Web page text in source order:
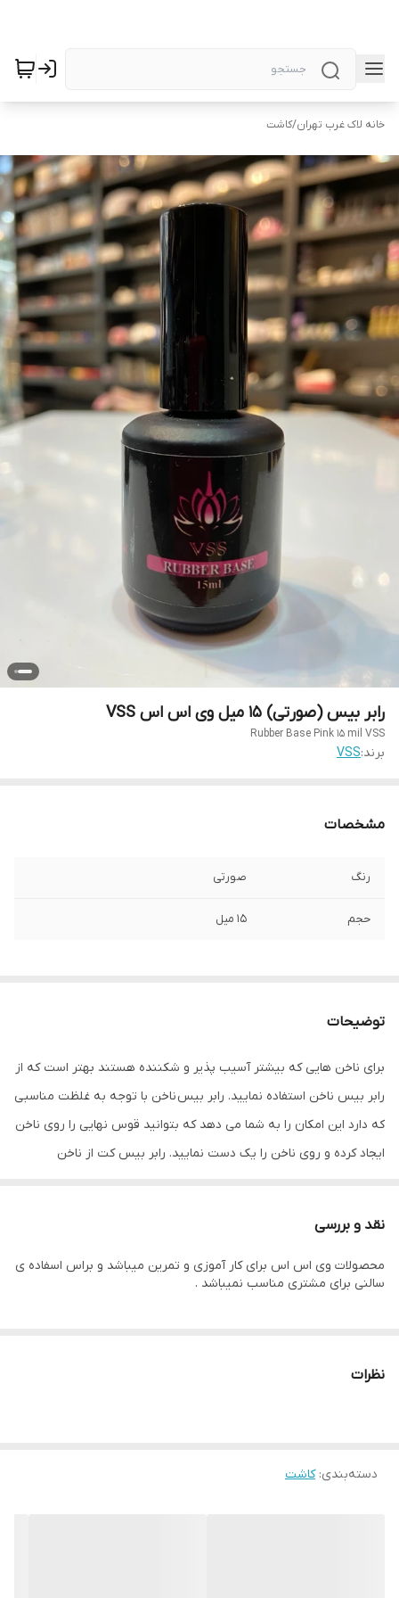
خانه لاک غرب تهران/کاشت
رابر بیس (صورتی) 15 میل وی اس اس VSS
Rubber Base Pink 15 mil VSS
برند:VSS
مشخصات
رنگ صورتی
حجم 15 میل
توضیحات
برای ناخن هایی که بیشتر آسیب پذیر و شکننده هستند بهتر است که از
رابر بیس ناخن استفاده نمایید. رابر بیس ناخن با توجه به غلظت مناسبی
که دارد این امکان را به شما می دهد که بتوانید قوس نهایی را روی ناخن
ایجاد کرده و روی ناخن را یک دست نمایید. رابر بیس کت از ناخن
دارد.
نقد و بررسی
محصولات وی اس اس برای کار آموزی و تمرین میباشد و براس اسفاده ی
سالنی برای مشتری مناسب نمیباشد .
نظرات
دسته‌بندی:کاشت